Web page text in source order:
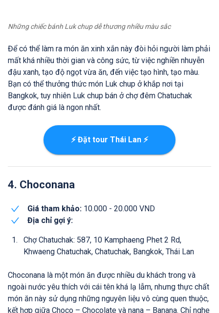
Những chiếc bánh Luk chup dễ thương nhiều màu sắc
Để có thể làm ra món ăn xinh xắn này đòi hỏi người làm phải
mất khá nhiều thời gian và công sức, từ việc nghiền nhuyễn
đậu xanh, tạo độ ngọt vừa ăn, đến việc tạo hình, tạo màu.
Bạn có thể thưởng thức món Luk chup ở khắp nơi tại
Bangkok, tuy nhiên Luk chup bán ở chợ đêm Chatuchak
được đánh giá là ngon nhất.
⚡ Đặt tour Thái Lan ⚡
4. Choconana
Giá tham khảo: 10.000 - 20.000 VND
Địa chỉ gợi ý:
Chợ Chatuchak: 587, 10 Kamphaeng Phet 2 Rd,
Khwaeng Chatuchak, Chatuchak, Bangkok, Thái Lan
Choconana là một món ăn được nhiều du khách trong và
ngoài nước yêu thích với cái tên khá lạ lẫm, nhưng thực chất
món ăn này sử dụng những nguyên liệu vô cùng quen thuộc,
kết hợp giữa Choco – Chocolate và nana – Banana. Chỉ nghe